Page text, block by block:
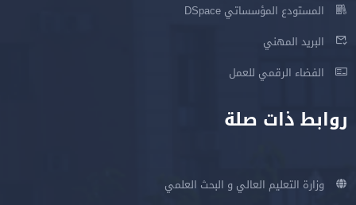
المستودع المؤسساتي DSpace
البريد المهني
الفضاء الرقمي للعمل
روابط ذات صلة
وزارة التعليم العالي و البحث العلمي